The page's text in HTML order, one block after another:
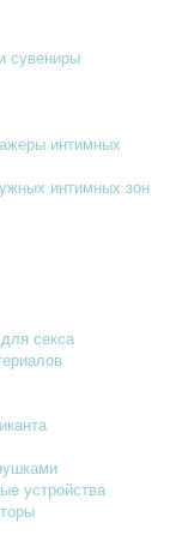
сувениры
интимных
интимных зон
секса
устройства